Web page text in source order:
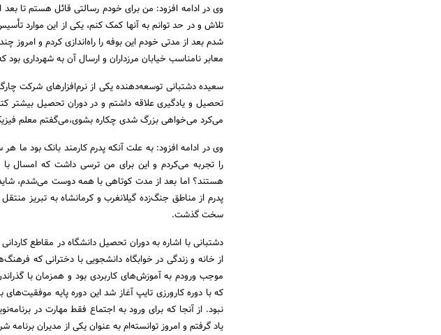
وی در ادامه افزود: من برای خودم رسالتی قائل هستم تا
تلاش و در حد توانم به آنها کمک کنم، یکی از این موارد
معابر نامناسب خیابان مرزداران و ارسال آن به شهرداری
سعیده دشتبانی توسعه‌­دهنده یکی از نرم‌­افزارهای شرکت
تحصیل و یادگیری علاقه داشتم و در دوران تحصیل
می‌­کرد می‌­خواهی بزرگ شدی چکاره بشوی،می­‌گفتم معلم
وی در ادامه افزود: به علت آنکه پدرم کارمند بانک بود
را تجربه می‌­کردم و این برای من ترسی داشت که
هستند؟ اما بعد از مدت کوتاهی با همه دوست می‌­شدم،
پدرم از مناطق جنگ‌­زده گیلانغرب و کرمانشاه به تبریز
سخت گذشت.
دشتبانی با اشاره به دوران تحصیل دانشگاه در مقاطع
از خانه و زندگی در خوابگاه دانشجویی با دخترانی که
موجب ورودم به آموزش‌­های کاربردی بود و همزمان با
که با دوره کارورزی تایپ آغاز شد این دوره پایه
نبود. از آنجا که برای ورود به اجتماع فقط مهارت در
یاد گرفتم و امروز توانسته‌­ام به عنوان یکی از مدیران